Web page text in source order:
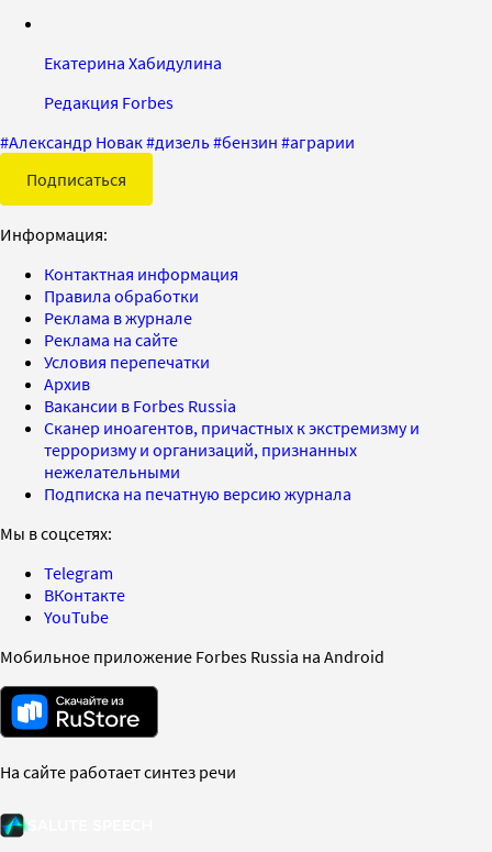
Екатерина Хабидулина
Редакция Forbes
#Александр Новак#дизель#бензин #аграрии
Подписаться
Информация:
Контактная информация
Правила обработки
Реклама в журнале
Реклама на сайте
Условия перепечатки
Архив
Вакансии в Forbes Russia
Сканер иноагентов, причастных к экстремизму и
терроризму и организаций, признанных
нежелательными
Подписка на печатную версию журнала
Мы в соцсетях:
Telegram
ВКонтакте
YouTube
Мобильное приложение Forbes Russia на Android
На сайте работает синтез речи